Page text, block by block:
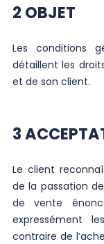
2 OBJET
Les conditions
détaillent les
et de son client.
3
Le client
de la passation
de vente
expressément
contraire de